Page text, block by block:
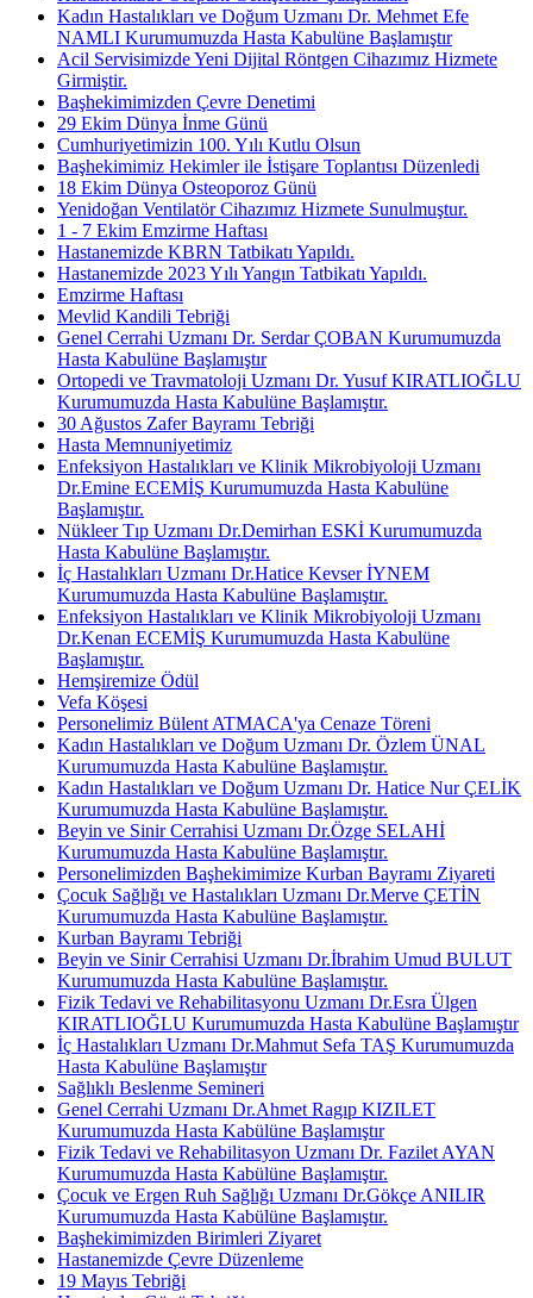
Kadın Hastalıkları ve Doğum Uzmanı Dr. Mehmet Efe
NAMLI Kurumumuzda Hasta Kabulüne Başlamıştır
Acil Servisimizde Yeni Dijital Röntgen Cihazımız Hizmete
Girmiştir.
Başhekimimizden Çevre Denetimi
29 Ekim Dünya İnme Günü
Cumhuriyetimizin 100. Yılı Kutlu Olsun
Başhekimimiz Hekimler ile İstişare Toplantısı Düzenledi
18 Ekim Dünya Osteoporoz Günü
Yenidoğan Ventilatör Cihazımız Hizmete Sunulmuştur.
1 - 7 Ekim Emzirme Haftası
Hastanemizde KBRN Tatbikatı Yapıldı.
Hastanemizde 2023 Yılı Yangın Tatbikatı Yapıldı.
Emzirme Haftası
Mevlid Kandili Tebriği
Genel Cerrahi Uzmanı Dr. Serdar ÇOBAN Kurumumuzda
Hasta Kabulüne Başlamıştır
Ortopedi ve Travmatoloji Uzmanı Dr. Yusuf KIRATLIOĞLU
Kurumumuzda Hasta Kabulüne Başlamıştır.
30 Ağustos Zafer Bayramı Tebriği
Hasta Memnuniyetimiz
Enfeksiyon Hastalıkları ve Klinik Mikrobiyoloji Uzmanı
Dr.Emine ECEMİŞ Kurumumuzda Hasta Kabulüne
Başlamıştır.
Nükleer Tıp Uzmanı Dr.Demirhan ESKİ Kurumumuzda
Hasta Kabulüne Başlamıştır.
İç Hastalıkları Uzmanı Dr.Hatice Kevser İYNEM
Kurumumuzda Hasta Kabulüne Başlamıştır.
Enfeksiyon Hastalıkları ve Klinik Mikrobiyoloji Uzmanı
Dr.Kenan ECEMİŞ Kurumumuzda Hasta Kabulüne
Başlamıştır.
Hemşiremize Ödül
Vefa Köşesi
Personelimiz Bülent ATMACA'ya Cenaze Töreni
Kadın Hastalıkları ve Doğum Uzmanı Dr. Özlem ÜNAL
Kurumumuzda Hasta Kabulüne Başlamıştır.
Kadın Hastalıkları ve Doğum Uzmanı Dr. Hatice Nur ÇELİK
Kurumumuzda Hasta Kabulüne Başlamıştır.
Beyin ve Sinir Cerrahisi Uzmanı Dr.Özge SELAHİ
Kurumumuzda Hasta Kabulüne Başlamıştır.
Personelimizden Başhekimimize Kurban Bayramı Ziyareti
Çocuk Sağlığı ve Hastalıkları Uzmanı Dr.Merve ÇETİN
Kurumumuzda Hasta Kabulüne Başlamıştır.
Kurban Bayramı Tebriği
Beyin ve Sinir Cerrahisi Uzmanı Dr.İbrahim Umud BULUT
Kurumumuzda Hasta Kabulüne Başlamıştır.
Fizik Tedavi ve Rehabilitasyonu Uzmanı Dr.Esra Ülgen
KIRATLIOĞLU Kurumumuzda Hasta Kabulüne Başlamıştır
İç Hastalıkları Uzmanı Dr.Mahmut Sefa TAŞ Kurumumuzda
Hasta Kabulüne Başlamıştır
Sağlıklı Beslenme Semineri
Genel Cerrahi Uzmanı Dr.Ahmet Ragıp KIZILET
Kurumumuzda Hasta Kabülüne Başlamıştır
Fizik Tedavi ve Rehabilitasyon Uzmanı Dr. Fazilet AYAN
Kurumumuzda Hasta Kabülüne Başlamıştır.
Çocuk ve Ergen Ruh Sağlığı Uzmanı Dr.Gökçe ANILIR
Kurumumuzda Hasta Kabülüne Başlamıştır.
Başhekimimizden Birimleri Ziyaret
Hastanemizde Çevre Düzenleme
19 Mayıs Tebriği